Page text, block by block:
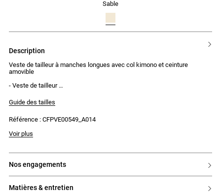
sable
description
Veste de tailleur à manches longues avec col kimono et ceinture
amovible
- Veste de tailleur
- Manches longues
- Ceinture amovible à la taille avec boucle recouverte
- Poches côtés passepoilées avec rabats
- Trois boutons ton sur ton aux poignets
Guide des tailles
Référence : CFPVE00549_A014
Voir plus
nos engagements
matières & entretien